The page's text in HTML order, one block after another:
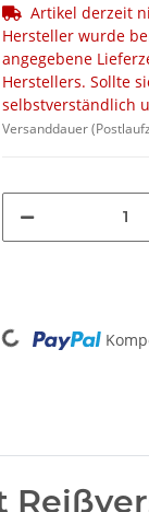
Artikel derzeit
Hersteller wurde
angegebene
Herstellers. Sollte
selbstverständlich
Versanddauer
Loading...